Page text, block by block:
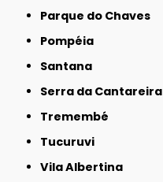
Parque do Chaves
Pompéia
Santana
Serra da Cantareira
Tremembé
Tucuruvi
Vila Albertina